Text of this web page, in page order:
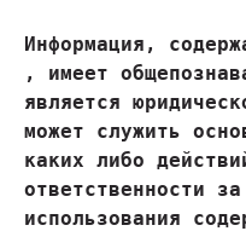
Информация,
, имеет
является
может служить
каких либо
ответственности
использования